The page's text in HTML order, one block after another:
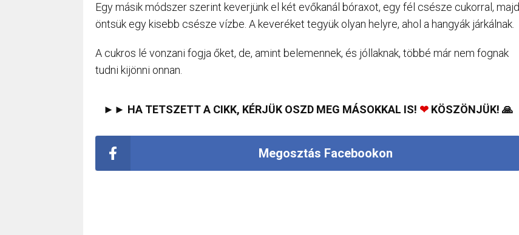
Egy másik módszer szerint keverjünk el két evőkanál bóraxot, egy fél csésze cukorral, majd
öntsük egy kisebb csésze vízbe. A keveréket tegyük olyan helyre, ahol a hangyák járkálnak.
A cukros lé vonzani fogja őket, de, amint belemennek, és jóllaknak, többé már nem fognak
tudni kijönni onnan.
►► HA TETSZETT A CIKK, KÉRJÜK OSZD MEG MÁSOKKAL IS! ❤KÖSZÖNJÜK! 🙏
Megosztás Facebookon